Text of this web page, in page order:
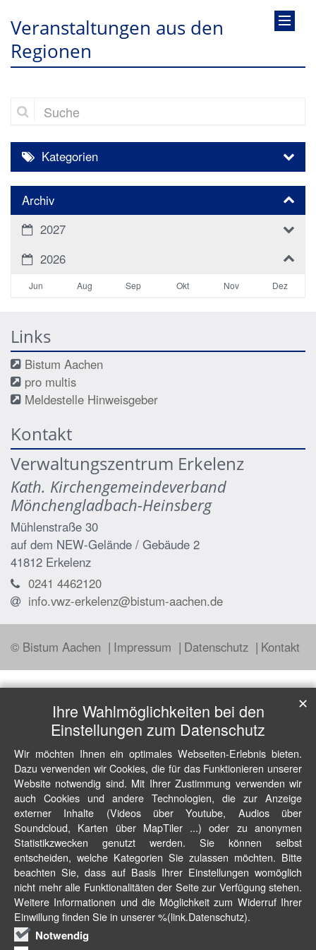
Veranstaltungen aus den
Regionen
Suche
Kategorien
Archiv
2027
2026
Jun Aug Sep Okt Nov Dez
Links
Bistum Aachen
pro multis
Meldestelle Hinweisgeber
Kontakt
Verwaltungszentrum Erkelenz
Kath. Kirchengemeindeverband
Mönchengladbach-Heinsberg
Mühlenstraße 30
auf dem NEW-Gelände / Gebäude 2
41812 Erkelenz
0241 4462120
info.vwz-erkelenz@bistum-aachen.de
© Bistum Aachen Impressum Datenschutz Kontakt
Ihre Wahlmöglichkeiten bei den
Einstellungen zum Datenschutz
Wir möchten Ihnen ein optimales Webseiten-Erlebnis bieten.
Dazu verwenden wir Cookies, die für das Funktionieren unserer
Website notwendig sind. Mit Ihrer Zustimmung verwenden wir
auch Cookies und andere Technologien, die zur Anzeige
externer Inhalte (Videos über Youtube, Audios über
Soundcloud, Karten über MapTiler ...) oder zu anonymen
Statistikzwecken genutzt werden. Sie können selbst
entscheiden, welche Kategorien Sie zulassen möchten. Bitte
beachten Sie, dass auf Basis Ihrer Einstellungen womöglich
nicht mehr alle Funktionalitäten der Seite zur Verfügung stehen.
Weitere Informationen und die Möglichkeit zum Widerruf Ihrer
Einwillung finden Sie in unserer %(link.Datenschutz).
Notwendig
✕